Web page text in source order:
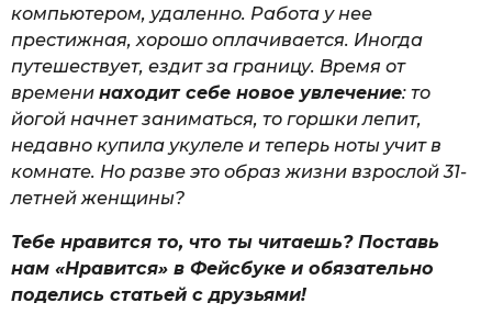
компьютером, удаленно. Работа у нее
престижная, хорошо оплачивается. Иногда
путешествует, ездит за границу. Время от
времени находит себе новое увлечение: то
йогой начнет заниматься, то горшки лепит,
недавно купила укулеле и теперь ноты учит в
комнате. Но разве это образ жизни взрослой 31-
летней женщины?
Тебе нравится то, что ты читаешь? Поставь
нам «Нравится» в Фейсбуке и обязательно
поделись статьей с друзьями!